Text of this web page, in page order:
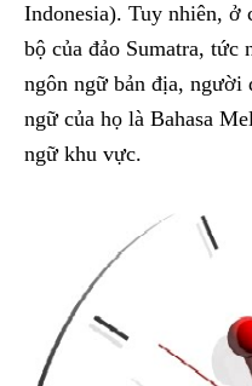
Indonesia). Tuy nhiên, ở
bộ của đảo Sumatra,
ngôn ngữ bản địa, người
ngữ của họ là Bahasa
ngữ khu vực.